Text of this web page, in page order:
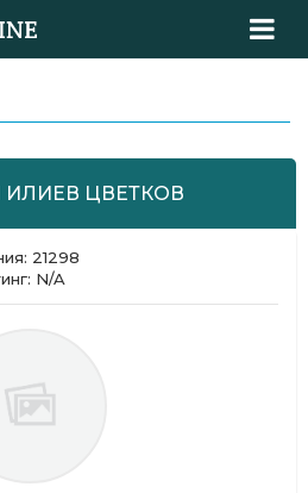
ИЛИЕВ ЦВЕТКОВ
21298
N/A